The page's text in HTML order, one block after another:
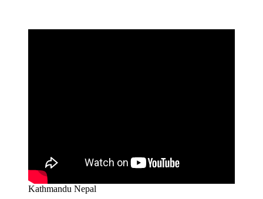
Kathmandu Nepal